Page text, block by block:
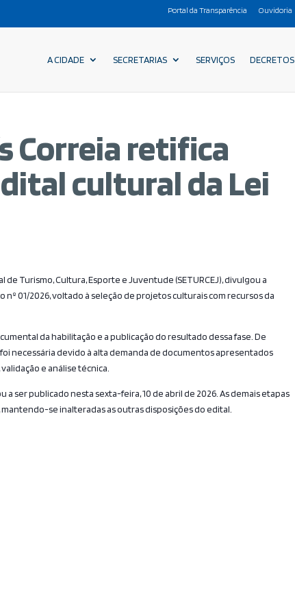
Portal da Transparência Ouvidoria
A CIDADE SECRETARIAS SERVIÇOS DECRETOS
Correia retifica
cultural da Lei
Turismo, Cultura, Esporte e Juventude (SETURCEJ), divulgou a
01/2026, voltado à seleção de projetos culturais com recursos da
da habilitação e a publicação do resultado dessa fase. De
necessária devido à alta demanda de documentos apresentados
e análise técnica.
ser publicado nesta sexta-feira, 10 de abril de 2026. As demais etapas
se inalteradas as outras disposições do edital.